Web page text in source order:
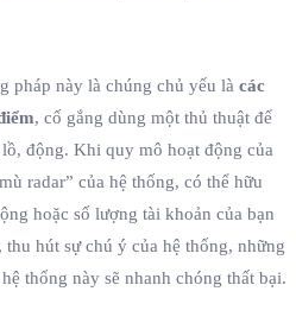
pháp này là chúng chủ yếu là các
, cố gắng dùng một thủ thuật để
động. Khi quy mô hoạt động của
radar” của hệ thống, có thể hữu
hoặc số lượng tài khoản của bạn
hút sự chú ý của hệ thống, những
thống này sẽ nhanh chóng thất bại.